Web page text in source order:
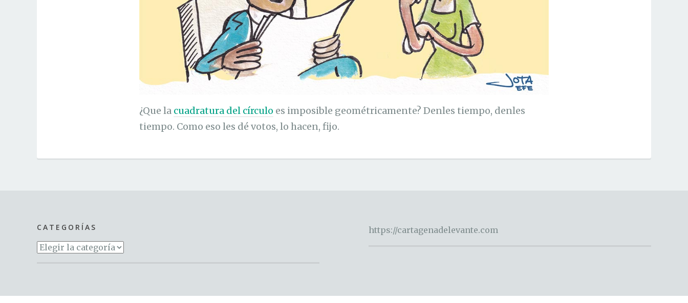
¿Que la cuadratura del círculo es imposible geométricamente? Denles tiempo, denles
tiempo. Como eso les dé votos, lo hacen, fijo.
CATEGORÍAS
Categorías
https://cartagenadelevante.com